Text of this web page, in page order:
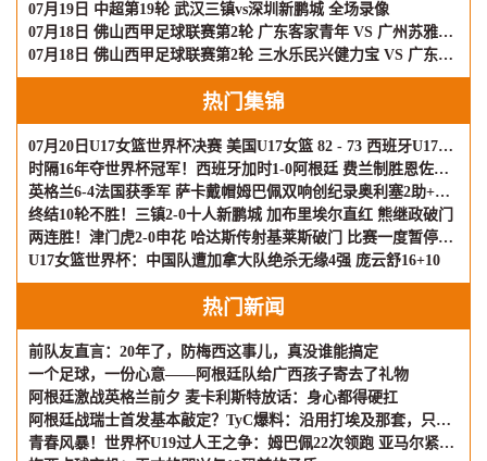
07月19日 中超第19轮 武汉三镇vs深圳新鹏城 全场录像
07月18日 佛山西甲足球联赛第2轮 广东客家青年 VS 广州苏雅蔚雨堂 全场录像
07月18日 佛山西甲足球联赛第2轮 三水乐民兴健力宝 VS 广东飞马 全场录像
热门集锦
07月20日U17女篮世界杯决赛 美国U17女篮 82 - 73 西班牙U17女篮 集锦
时隔16年夺世界杯冠军！西班牙加时1-0阿根廷 费兰制胜恩佐染红
英格兰6-4法国获季军 萨卡戴帽姆巴佩双响创纪录奥利塞2助+失良机
终结10轮不胜！三镇2-0十人新鹏城 加布里埃尔直红 熊继政破门
两连胜！津门虎2-0申花 哈达斯传射基莱斯破门 比赛一度暂停1小时
U17女篮世界杯：中国队遭加拿大队绝杀无缘4强 庞云舒16+10
热门新闻
前队友直言：20年了，防梅西这事儿，真没谁能搞定
一个足球，一份心意——阿根廷队给广西孩子寄去了礼物
阿根廷激战英格兰前夕 麦卡利斯特放话：身心都得硬扛
阿根廷战瑞士首发基本敲定？TyC爆料：沿用打埃及那套，只有两个位置可能动刀
青春风暴！世界杯U19过人王之争：姆巴佩22次领跑 亚马尔紧咬不放